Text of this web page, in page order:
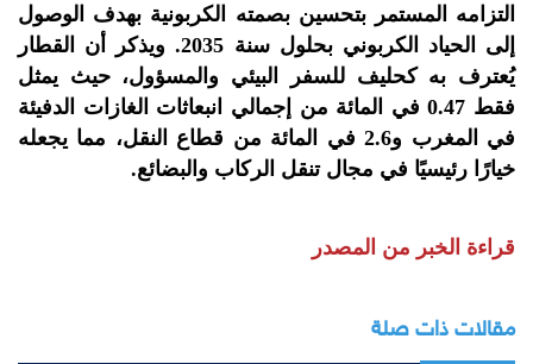
التزامه المستمر بتحسين بصمته الكربونية بهدف الوصول
إلى الحياد الكربوني بحلول سنة 2035. ويذكر أن القطار
يُعترف به كحليف للسفر البيئي والمسؤول، حيث يمثل
فقط 0.47 في المائة من إجمالي انبعاثات الغازات الدفيئة
في المغرب و2.6 في المائة من قطاع النقل، مما يجعله
خيارًا رئيسيًا في مجال تنقل الركاب والبضائع.
قراءة الخبر من المصدر
مقالات ذات صلة